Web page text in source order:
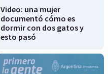
Video: una mujer
documentó cómo es
dormir con dos gatos y
esto pasó